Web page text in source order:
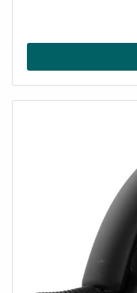
intégré :
Bluetooth 5.2
fiabilité Nouvelle